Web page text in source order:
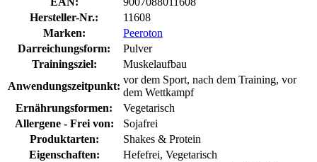
Hersteller-Nr.:
11608
Marken:
Peeroton
Darreichungsform:
Pulver
Trainingsziel:
Muskelaufbau
Anwendungszeitpunkt:
vor dem Sport, nach dem Training, vor
dem Wettkampf
Ernährungsformen:
Vegetarisch
Allergene - Frei von:
Sojafrei
Produktarten:
Shakes & Protein
Eigenschaften:
Hefefrei, Vegetarisch